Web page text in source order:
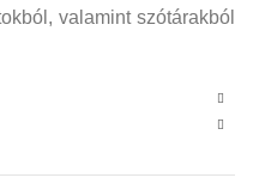
valamint szótárakból